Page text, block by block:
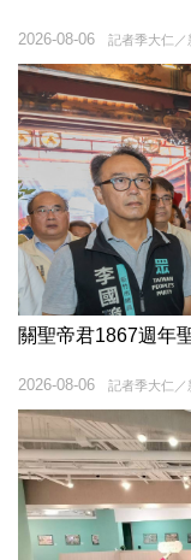
記者季大仁／
2026-08-06
關聖帝君1867週年
記者季大仁／
2026-08-06